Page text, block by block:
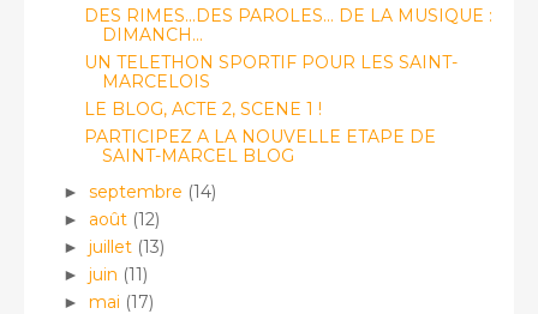
DES RIMES...DES PAROLES... DE LA MUSIQUE :
DIMANCH...
UN TELETHON SPORTIF POUR LES SAINT-
MARCELOIS
LE BLOG, ACTE 2, SCENE 1 !
PARTICIPEZ A LA NOUVELLE ETAPE DE
SAINT-MARCEL BLOG
► septembre (14)
► août (12)
► juillet (13)
► juin (11)
► mai (17)